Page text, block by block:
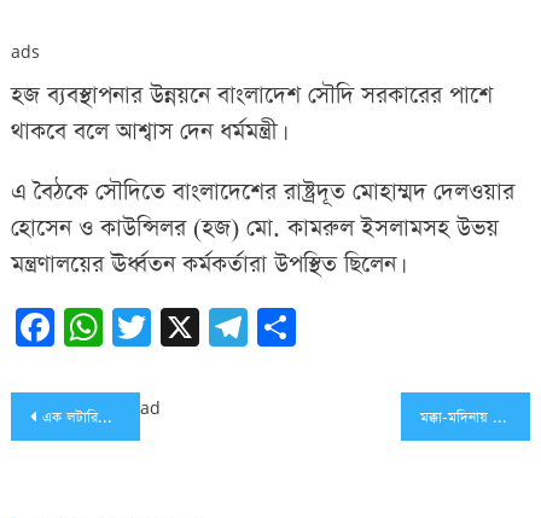
ads
হজ ব্যবস্থাপনার উন্নয়নে বাংলাদেশ সৌদি সরকারের পাশে
থাকবে বলে আশ্বাস দেন ধর্মমন্ত্রী।
এ বৈঠকে সৌদিতে বাংলাদেশের রাষ্ট্রদূত মোহাম্মদ দেলওয়ার
হোসেন ও কাউন্সিলর (হজ) মো. কামরুল ইসলামসহ উভয়
মন্ত্রণালয়ের ঊর্ধ্বতন কর্মকর্তারা উপস্থিত ছিলেন।
Facebook
WhatsApp
Twitter
X Telegram
Share
Post
এক লটারিতেই ৫ বন্ধু জিতলেন শতকোটি টাকা মক্কা-মদিনায় আজ জুমার নামাজ পড়াবেন শায়খ ফয়সাল ও হুসাইন
ad